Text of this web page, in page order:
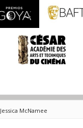
Jessica McNamee